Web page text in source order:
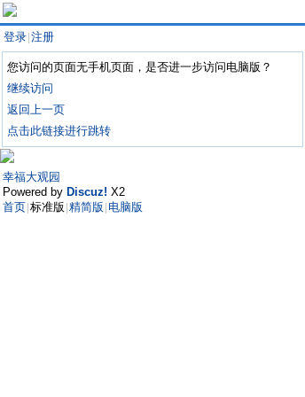
登录 注册
您访问的页面无手机页面，是否进一步访问电脑版？
继续访问
返回上一页
点击此链接进行跳转
幸福大观园
Powered by Discuz! X2
首页 标准版 精简版 电脑版